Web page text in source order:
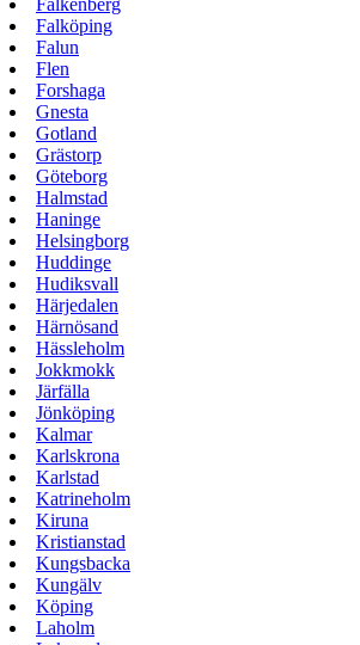
Falkenberg
Falköping
Falun
Flen
Forshaga
Gnesta
Gotland
Grästorp
Göteborg
Halmstad
Haninge
Helsingborg
Huddinge
Hudiksvall
Härjedalen
Härnösand
Hässleholm
Jokkmokk
Järfälla
Jönköping
Kalmar
Karlskrona
Karlstad
Katrineholm
Kiruna
Kristianstad
Kungsbacka
Kungälv
Köping
Laholm